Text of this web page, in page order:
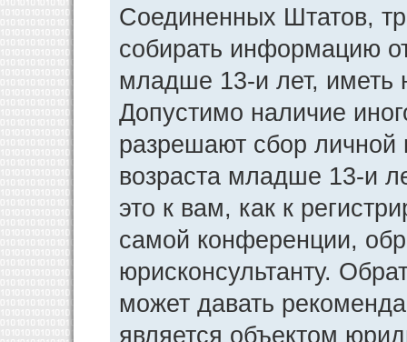
Соединенных Штатов,
собирать информацию
младше 13-и лет, иметь
Допустимо наличие
разрешают сбор
возраста младше 13-и
это к вам, как к
самой конференции,
юрисконсультанту.
может давать
является объектом